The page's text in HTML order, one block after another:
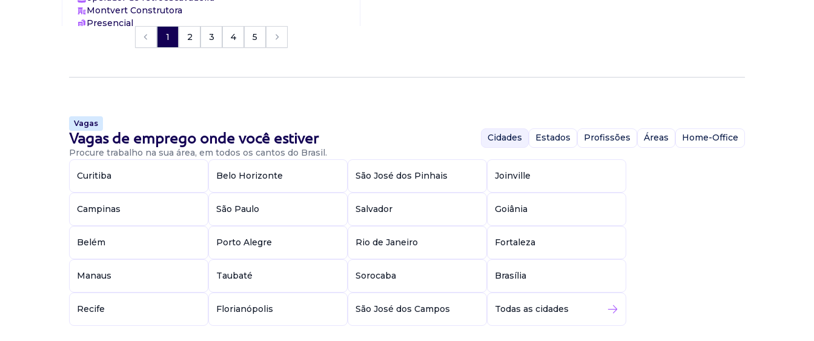
Montvert Construtora
Presencial
Vagas abertas para as seguintes posições: - Servente -
Vaga De Operador De Retroescavadeira
Operador de retroescavadeira
COMDARPE
Atuar em obras de fundação - terraplanagem, drenagem e
pavimentação habilidades: - estabilidade e posicionamento
esquad...
Vaga De Operador De Retroescavadeira
Operador de Retroescavadeira
1 2 3 4 5
Vagas
Vagas de emprego onde você estiver
Procure trabalho na sua área, em todos os cantos do Brasil.
Cidades Estados Profissões Áreas Home-Office
Curitiba Belo Horizonte São José dos Pinhais Joinville
Campinas São Paulo Salvador Goiânia
Belém Porto Alegre Rio de Janeiro Fortaleza
Manaus Taubaté Sorocaba Brasília
Recife Florianópolis São José dos Campos Todas as cidades